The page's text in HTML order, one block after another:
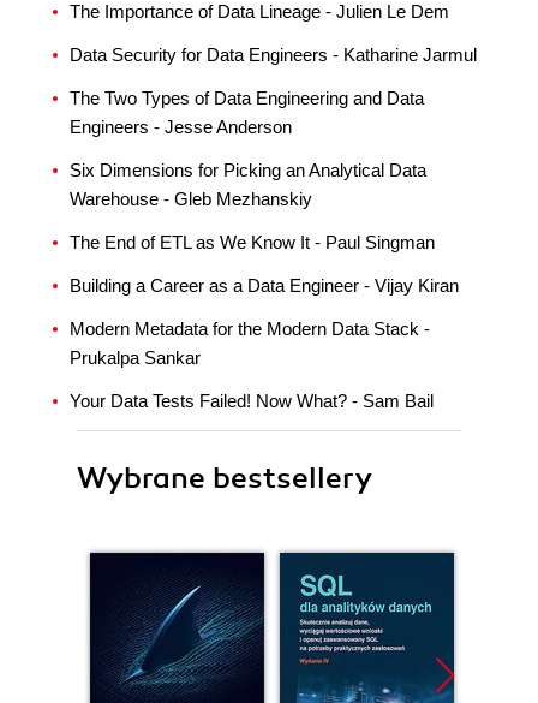
The Importance of Data Lineage - Julien Le Dem
Data Security for Data Engineers - Katharine Jarmul
The Two Types of Data Engineering and Data
Engineers - Jesse Anderson
Six Dimensions for Picking an Analytical Data
Warehouse - Gleb Mezhanskiy
The End of ETL as We Know It - Paul Singman
Building a Career as a Data Engineer - Vijay Kiran
Modern Metadata for the Modern Data Stack -
Prukalpa Sankar
Your Data Tests Failed! Now What? - Sam Bail
Wybrane bestsellery